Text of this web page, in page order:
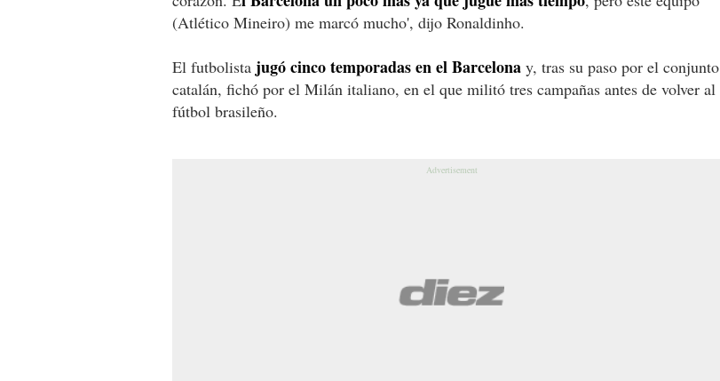
(Atlético Mineiro) me marcó mucho', dijo Ronaldinho.
El futbolista jugó cinco temporadas en el Barcelona y, tras su paso por el conjunto
catalán, fichó por el Milán italiano, en el que militó tres campañas antes de volver al
fútbol brasileño.